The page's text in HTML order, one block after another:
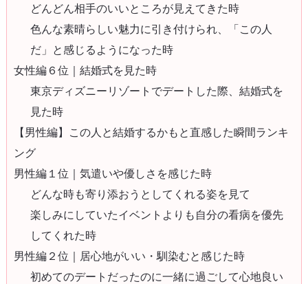
どんどん相手のいいところが見えてきた時
色んな素晴らしい魅力に引き付けられ、「この人
だ」と感じるようになった時
女性編６位｜結婚式を見た時
東京ディズニーリゾートでデートした際、結婚式を
見た時
【男性編】この人と結婚するかもと直感した瞬間ランキ
ング
男性編１位｜気遣いや優しさを感じた時
どんな時も寄り添おうとしてくれる姿を見て
楽しみにしていたイベントよりも自分の看病を優先
してくれた時
男性編２位｜居心地がいい・馴染むと感じた時
初めてのデートだったのに一緒に過ごして心地良い